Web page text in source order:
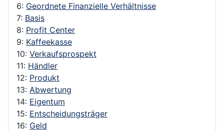
6: Geordnete Finanzielle Verhältnisse
7: Basis
8: Profit Center
9: Kaffeekasse
10: Verkaufsprospekt
11: Händler
12: Produkt
13: Abwertung
14: Eigentum
15: Entscheidungsträger
16: Geld